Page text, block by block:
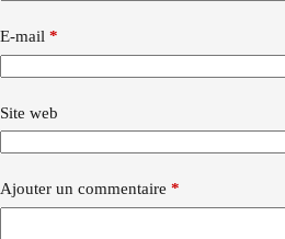
E-mail *
Site web
Ajouter un commentaire *